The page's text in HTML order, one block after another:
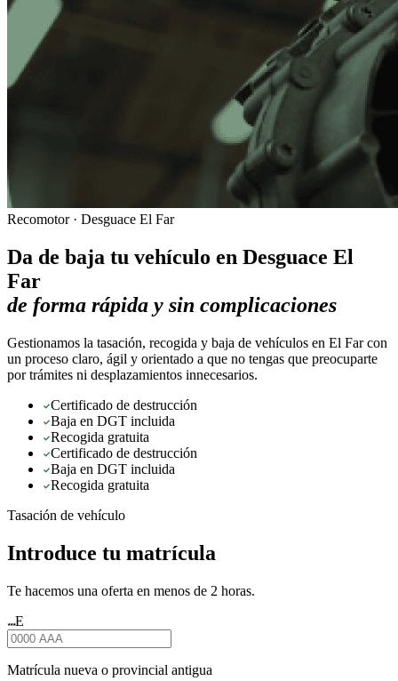
Recomotor · Desguace El Far
Da de baja tu vehículo en Desguace El
Far
de forma rápida y sin complicaciones
Gestionamos la tasación, recogida y baja de vehículos en El Far con
un proceso claro, ágil y orientado a que no tengas que preocuparte
por trámites ni desplazamientos innecesarios.
Certificado de destrucción
Baja en DGT incluida
Recogida gratuita
Certificado de destrucción
Baja en DGT incluida
Recogida gratuita
Tasación de vehículo
Introduce tu matrícula
Te hacemos una oferta en menos de 2 horas.
★★★E
Matrícula nueva o provincial antigua